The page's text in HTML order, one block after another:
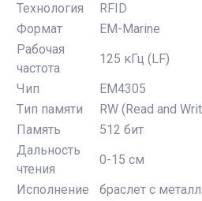
Технология
RFID
Формат
EM-Marine
Рабочая
частота
125 кГц (LF)
Чип
EM4305
Tип памяти
RW (Read and
Память
512 бит
Дальность
чтения
0-15 см
Исполнение
браслет с